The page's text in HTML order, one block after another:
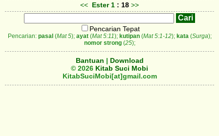
<< Ester 1 : 18 >>
Pencarian Tepat
Pencarian: pasal(Mat 5); ayat(Mat 5:11); kutipan(Mat 5:1-12); kata (Surga);
nomor strong(25);
Bantuan | Download
© 2026 Kitab Suci Mobi
KitabSuciMobi[at]gmail.com